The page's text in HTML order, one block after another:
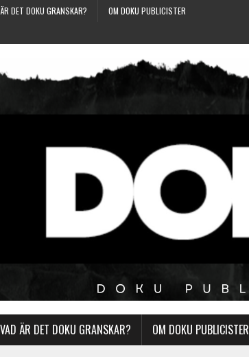
DET DOKU GRANSKAR?
OM DOKU PUBLICISTER
VAD ÄR DET DOKU GRANSKAR? OM DOKU PUBLICISTER